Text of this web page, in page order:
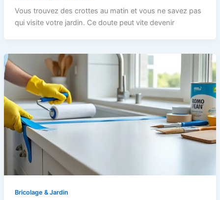
Vous trouvez des crottes au matin et vous ne savez pas
qui visite votre jardin. Ce doute peut vite devenir
Bricolage & Jardin